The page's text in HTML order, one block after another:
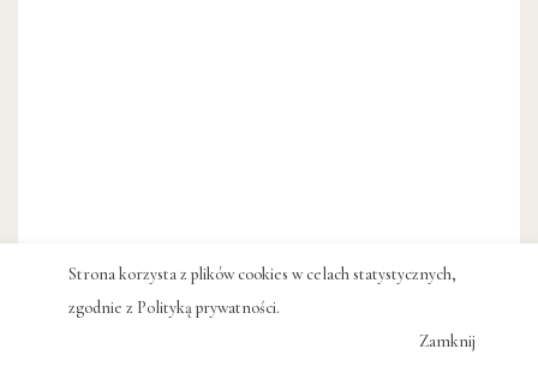
Strona korzysta z plików cookies w celach statystycznych,
zgodnie z Polityką prywatności.
Zamknij